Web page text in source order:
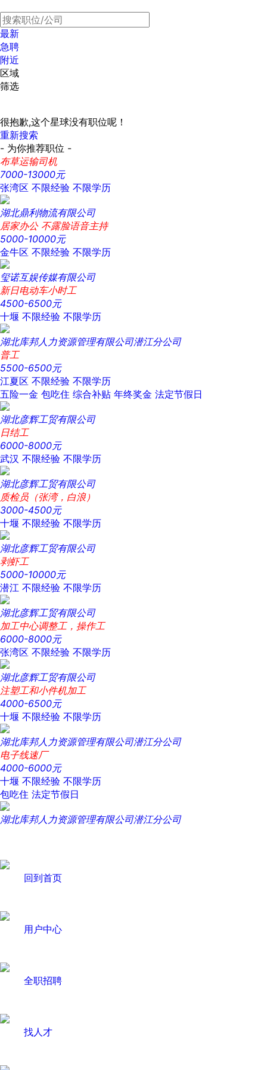
最新
急聘
附近
区域
筛选
很抱歉,这个星球没有职位呢！
重新搜索
- 为你推荐职位 -
布草运输司机
7000-13000元
张湾区 不限经验 不限学历
湖北鼎利物流有限公司
居家办公 不露脸语音主持
5000-10000元
金牛区 不限经验 不限学历
玺诺互娱传媒有限公司
新日电动车小时工
4500-6500元
十堰 不限经验 不限学历
湖北库邦人力资源管理有限公司潜江分公司
普工
5500-6500元
江夏区 不限经验 不限学历
五险一金 包吃住 综合补贴 年终奖金 法定节假日
湖北彦辉工贸有限公司
日结工
6000-8000元
武汉 不限经验 不限学历
湖北彦辉工贸有限公司
质检员（张湾，白浪）
3000-4500元
十堰 不限经验 不限学历
湖北彦辉工贸有限公司
剥虾工
5000-10000元
潜江 不限经验 不限学历
湖北彦辉工贸有限公司
加工中心调整工，操作工
6000-8000元
张湾区 不限经验 不限学历
湖北彦辉工贸有限公司
注塑工和小件机加工
4000-6500元
十堰 不限经验 不限学历
湖北库邦人力资源管理有限公司潜江分公司
电子线速厂
4000-6000元
十堰 不限经验 不限学历
包吃住 法定节假日
湖北库邦人力资源管理有限公司潜江分公司
回到首页
用户中心
全职招聘
找人才